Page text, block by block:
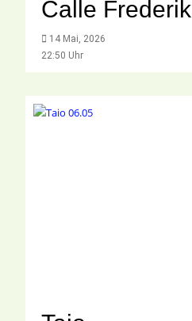
Calle Frederik
14 Mai, 2026
22:50 Uhr